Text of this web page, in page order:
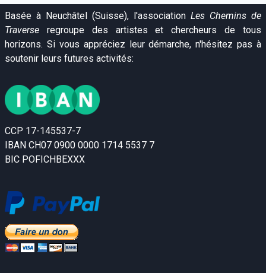
Basée à Neuchâtel (Suisse), l'association Les Chemins de
Traverse regroupe des artistes et chercheurs de tous
horizons. Si vous appréciez leur démarche, n'hésitez pas à
soutenir leurs futures activités:
CCP 17-145537-7
IBAN CH07 0900 0000 1714 5537 7
BIC POFICHBEXXX